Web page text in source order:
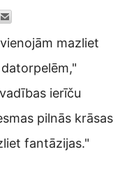
mazliet
vadības ierīču
pilnās krāsas
fantāzijas."